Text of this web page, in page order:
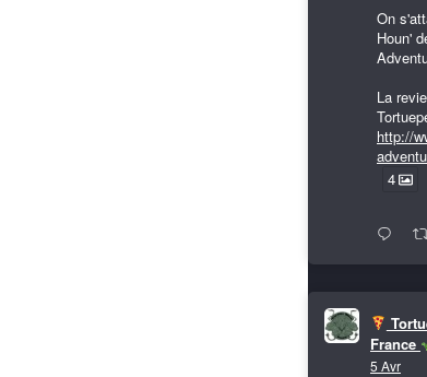
On
Houn'
La
http://
4
France
5 Avr